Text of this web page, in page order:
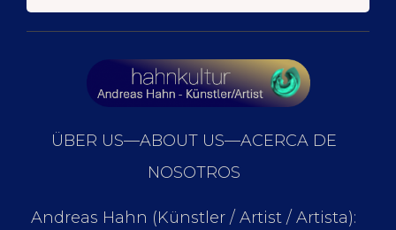
ÜBER US—ABOUT US—ACERCA DE
NOSOTROS
Andreas Hahn (Künstler / Artist / Artista):